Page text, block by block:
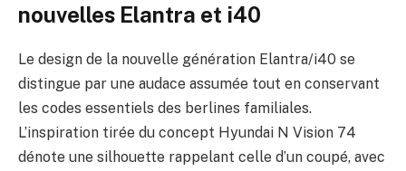
nouvelles Elantra et i40
Le design de la nouvelle génération Elantra/i40 se
distingue par une audace assumée tout en conservant
les codes essentiels des berlines familiales.
L’inspiration tirée du concept Hyundai N Vision 74
dénote une silhouette rappelant celle d’un coupé, avec